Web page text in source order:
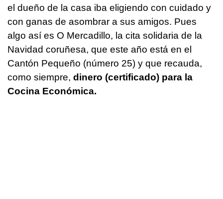
el dueño de la casa iba eligiendo con cuidado y
con ganas de asombrar a sus amigos. Pues
algo así es O Mercadillo, la cita solidaria de la
Navidad coruñesa, que este año está en el
Cantón Pequeño (número 25) y que recauda,
como siempre, dinero (certificado) para la
Cocina Económica.